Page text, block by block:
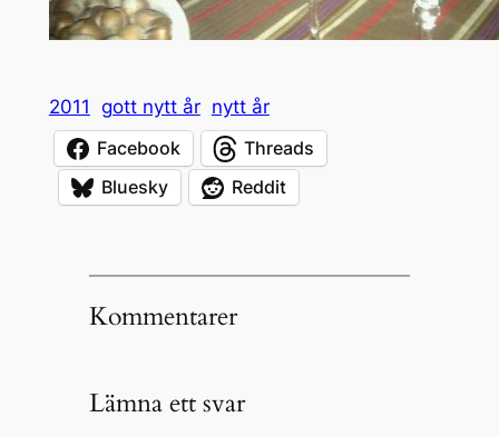
2011 gott nytt år nytt år
Facebook
Threads
Bluesky
Reddit
Kommentarer
Lämna ett svar